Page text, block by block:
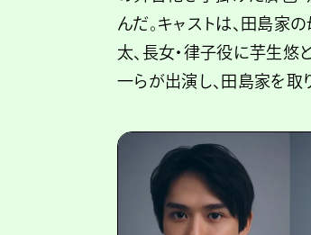
んだ。キャストは、田島家
太、長女・律子役に芋生悠
一らが出演し、田島家を取